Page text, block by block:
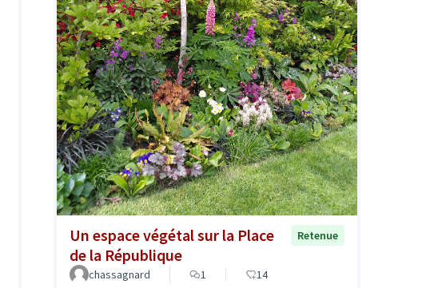
Un espace végétal sur la Place
de la République
Retenue
chassagnard 1 14